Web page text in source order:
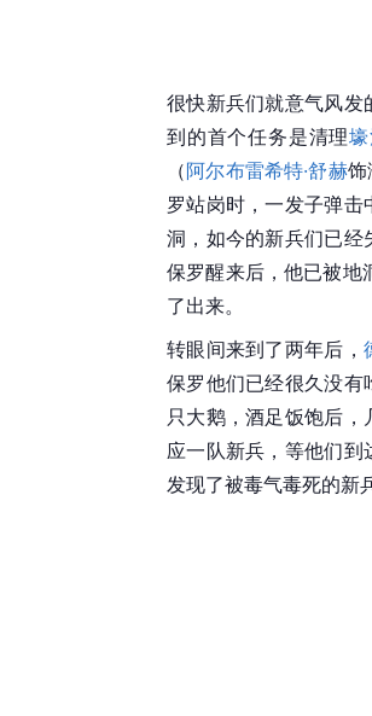
很快新兵们就意气风发
到的首个任务是清理
（阿尔布雷希特·舒赫饰
罗站岗时，一发子弹
洞，如今的新兵们已经
保罗醒来后，他已被地
了出来。
转眼间来到了两年后，
保罗他们已经很久没有
只 大鹅，酒足饭饱后，
应一队新兵，等他们
发现了被毒气毒死的新